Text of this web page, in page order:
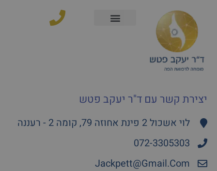
יצירת קשר עם ד"ר יעקב פטש
לוי אשכול 2 פינת אחוזה 79, קומה 2 - רעננה
072-3305303
Jackpett@Gmail.Com